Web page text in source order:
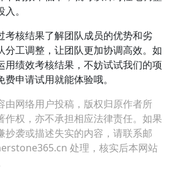
。
考核结果了解团队成员的优势和劣
分工调整，让团队更加协调高效。如
用绩效考核结果，不妨试试我们的项
申请试用就能体验哦。
由网络用户投稿，版权归原作者所
作权，亦不承担相应法律责任。如果
抄袭或描述失实的内容，请联系邮
处理，核实后本网站